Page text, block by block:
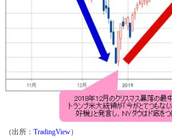
（出所： TradingView）